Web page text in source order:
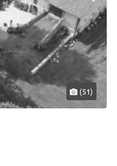
(51)